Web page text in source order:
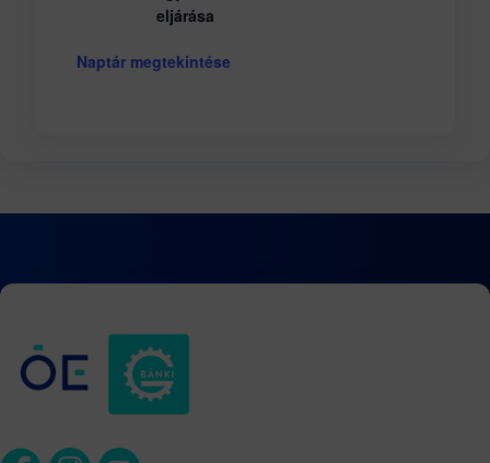
eljárása
Naptár megtekintése